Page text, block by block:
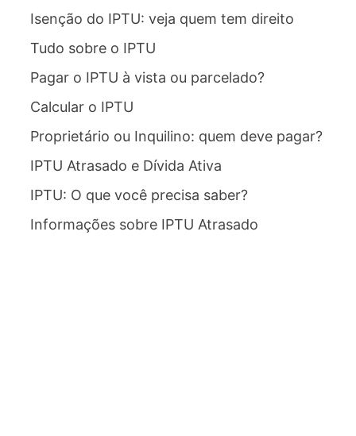
Isenção do IPTU: veja quem tem direito
Tudo sobre o IPTU
Pagar o IPTU à vista ou parcelado?
Calcular o IPTU
Proprietário ou Inquilino: quem deve pagar?
IPTU Atrasado e Dívida Ativa
IPTU: O que você precisa saber?
Informações sobre IPTU Atrasado